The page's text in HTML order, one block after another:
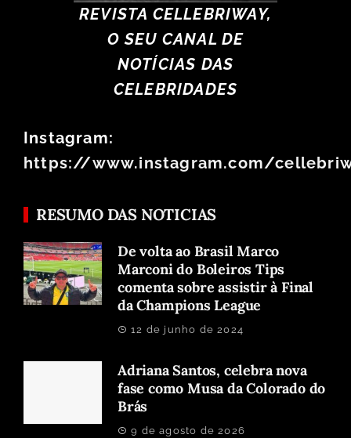
REVISTA CELLEBRIWAY,
O SEU CANAL DE
NOTÍCIAS DAS
CELEBRIDADES
Instagram:
https://www.instagram.com/
RESUMO DAS NOTICIAS
De volta ao Brasil Marco
Marconi do Boleiros Tips
comenta sobre assistir à Final
da Champions League
12 de junho de 2024
Adriana Santos, celebra nova
fase como Musa da Colorado do
Brás
9 de agosto de 2026